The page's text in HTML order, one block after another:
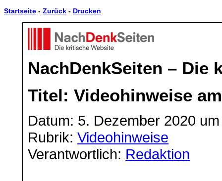
Startseite - Zurück - Drucken
NachDenkSeiten – Die
Titel: Videohinweise
Datum: 5. Dezember 2020
Rubrik:Videohinweise
Verantwortlich: Redaktion